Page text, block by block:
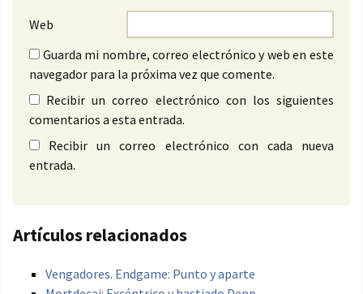
Web
Guarda mi nombre, correo electrónico y web en este
navegador para la próxima vez que comente.
Recibir un correo electrónico con los siguientes
comentarios a esta entrada.
Recibir un correo electrónico con cada nueva
entrada.
Artículos relacionados
Vengadores. Endgame: Punto y aparte